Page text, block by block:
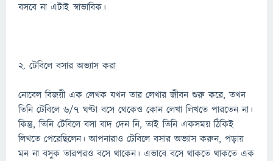
বসবে না এটাই স্বাভাবিক।
২. টেবিলে বসার অভ্যাস করা
নোবেল বিজয়ী এক লেখক যখন তার লেখার জীবন শুরু করে, তখন
তিনি টেবিলে ৬/৭ ঘণ্টা বসে থেকেও কোন লেখা লিখতে পারতেন না।
কিন্তু, তিনি টেবিলে বসা বাদ দেন নি, তাই তিনি একসময় ঠিকিই
লিখতে পেরেছিলেন। আপনারাও টেবিলে বসার অভ্যাস করুন, পড়ায়
মন না বসুক তারপরও বসে থাকেন। এভাবে বসে থাকতে থাকতে এক